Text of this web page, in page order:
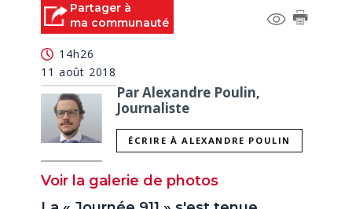
Partager à
ma communauté
14h26
11 août 2018
Par Alexandre Poulin,
Journaliste
ÉCRIRE À ALEXANDRE POULIN
Voir la galerie de photos